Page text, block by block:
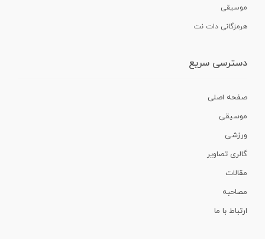
موسیقی
هرمزگانی دات نت
دسترسی سریع
صفحه اصلی
موسیقی
ورزشی
گالری تصاویر
مقالات
مصاحبه
ارتباط با ما